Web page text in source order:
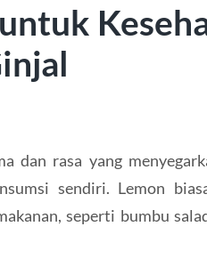
dan rasa yang
sendiri. Lemon
seperti bumbu